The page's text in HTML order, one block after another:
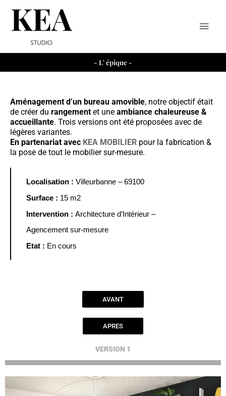
contenu
- L' épique -
Aménagement d’un bureau amovible, notre objectif était
de créer du rangement et une ambiance chaleureuse &
accueillante. Trois versions ont été proposées avec de
légères variantes.
En partenariat avec KEA MOBILIER pour la fabrication &
la pose de tout le mobilier sur-mesure.
Localisation : Villeurbanne – 69100
Surface : 15 m2
Intervention : Architecture d’Intérieur –
Agencement sur-mesure
Etat : En cours
AVANT
APRES
VERSION 1